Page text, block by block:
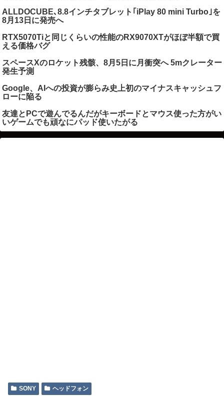
ALLDOCUBE､8.8インチタブレット｢iPlay 80 mini Turbo｣を
8月13日に発売へ
RTX5070Tiと同じくらいの性能のRX9070XTがほぼ半額で買
える価格バグ
スペースXのロケット残骸、8月5日に月衝突へ 5mクレーター
発生予測
Google、AIへの投資が膨らみ史上初のマイナスキャッシュフ
ローに陥る
友達とPCで遊んでるんだがキーボードとマウス使った方がい
いゲームでも頑なにパッド使いたがる
SONY ヘッドフォン